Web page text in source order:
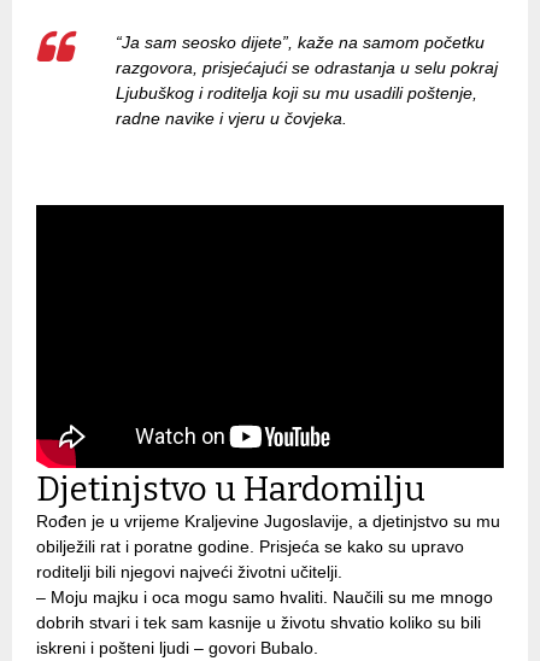
“Ja sam seosko dijete”, kaže na samom početku
razgovora, prisjećajući se odrastanja u selu pokraj
Ljubuškog i roditelja koji su mu usadili poštenje,
radne navike i vjeru u čovjeka.
Djetinjstvo u Hardomilju
Rođen je u vrijeme Kraljevine Jugoslavije, a djetinjstvo su mu
obilježili rat i poratne godine. Prisjeća se kako su upravo
roditelji bili njegovi najveći životni učitelji.
– Moju majku i oca mogu samo hvaliti. Naučili su me mnogo
dobrih stvari i tek sam kasnije u životu shvatio koliko su bili
iskreni i pošteni ljudi – govori Bubalo.